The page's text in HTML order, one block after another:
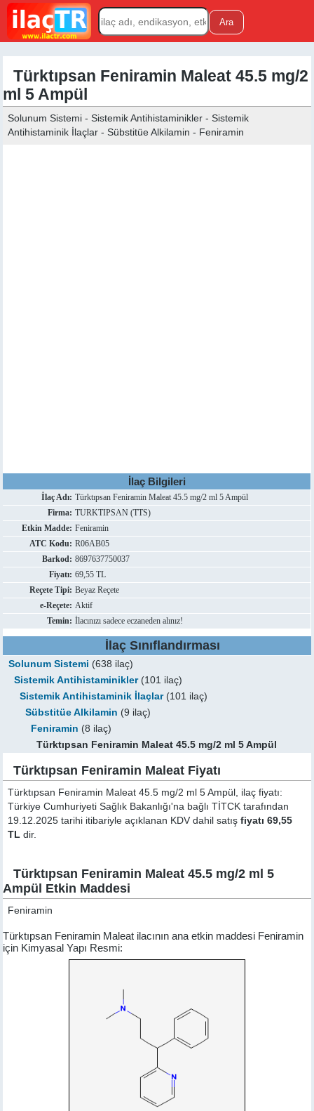
Türktıpsan Feniramin Maleat 45.5 mg/2
ml 5 Ampül
Solunum Sistemi - Sistemik Antihistaminikler - Sistemik
Antihistaminik İlaçlar - Sübstitüe Alkilamin - Feniramin
İlaç Bilgileri
İlaç Adı: Türktıpsan Feniramin Maleat 45.5 mg/2 ml 5 Ampül
Firma: TURKTIPSAN (TTS)
Etkin Madde: Feniramin
ATC Kodu: R06AB05
Barkod: 8697637750037
Fiyatı: 69,55 TL
Reçete Tipi: Beyaz Reçete
e-Reçete: Aktif
Temin: İlacınızı sadece eczaneden alınız!
İlaç Sınıflandırması
Solunum Sistemi (638 ilaç)
Sistemik Antihistaminikler(101 ilaç)
Sistemik Antihistaminik İlaçlar(101 ilaç)
Sübstitüe Alkilamin (9 ilaç)
Feniramin (8 ilaç)
Türktıpsan Feniramin Maleat 45.5 mg/2 ml 5 Ampül
Türktıpsan Feniramin Maleat Fiyatı
Türktıpsan Feniramin Maleat 45.5 mg/2 ml 5 Ampül, ilaç fiyatı:
Türkiye Cumhuriyeti Sağlık Bakanlığı'na bağlı TİTCK tarafından
19.12.2025 tarihi itibariyle açıklanan KDV dahil satışfiyatı 69,55
TL dir.
Türktıpsan Feniramin Maleat 45.5 mg/2 ml 5
Ampül Etkin Maddesi
Feniramin
Türktıpsan Feniramin Maleat ilacının ana etkin maddesi Feniramin
için Kimyasal Yapı Resmi: